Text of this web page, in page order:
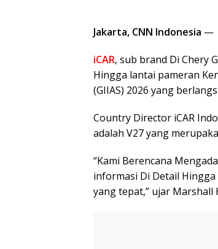
Jakarta, CNN Indonesia —
iCAR, sub brand Di Chery
Hingga lantai pameran
(GIIAS) 2026 yang
Country Director iCAR
adalah V27 yang
“Kami Berencana
informasi Di Detail Hingga
yang tepat,” ujar Marshall